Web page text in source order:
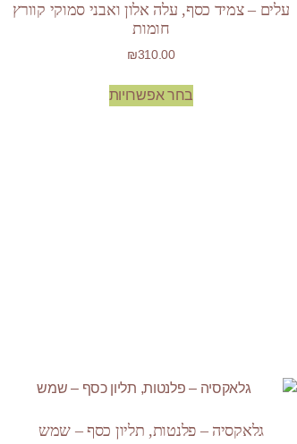
עלים – צמיד כסף, עלה אלון ואבני סמוקי קוורץ
חומות
₪310.00
בחר אפשרויות
גלאקסיה – פלנטות, תליון כסף – שמש